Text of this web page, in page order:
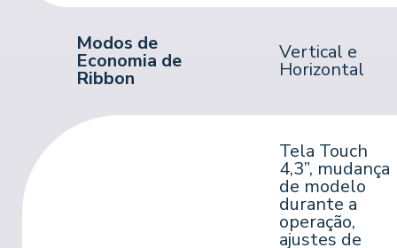
Modos de
Economia de
Ribbon
Vertical e
Horizontal
Tela Touch
4,3”, mudança
de modelo
durante a
operação,
ajustes de